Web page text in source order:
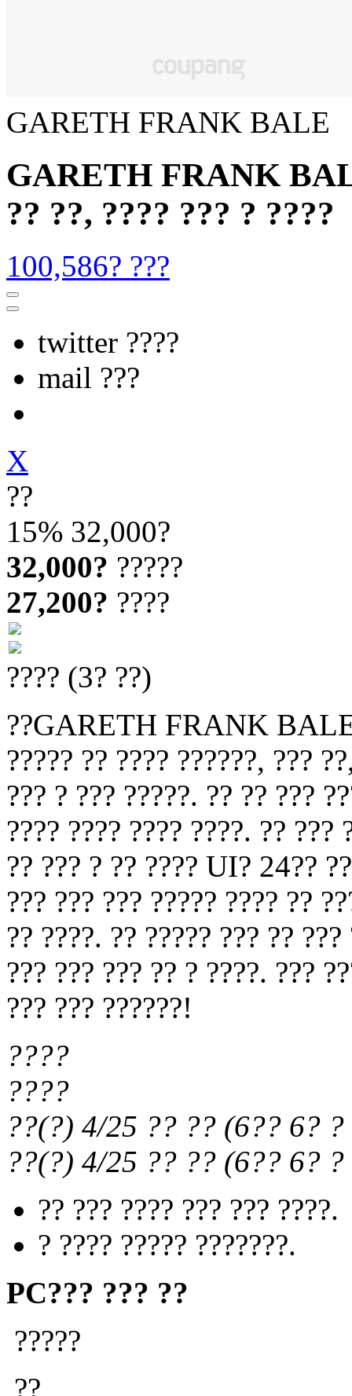
GARETH FRANK BALE
GARETH FRANK
?? ??, ???? ??? ? ????
100,586? ???
twitter ????
mail ???
X
??
15% 32,000?
32,000? ?????
27,200? ????
???? (3? ??)
??GARETH FRANK
????? ?? ???? ??????, ???
??? ? ??? ?????. ?? ?? ???
???? ???? ???? ????. ?? ???
?? ??? ? ?? ???? UI? 24??
??? ??? ??? ????? ???? ??
?? ????. ?? ????? ??? ??
??? ??? ??? ?? ? ????. ???
??? ??? ??????!
????
????
??(?) 4/25 ?? ?? (6?? 6?
??(?) 4/25 ?? ?? (6?? 6?
?? ??? ???? ??? ??? ????.
? ???? ????? ???????.
PC??? ??? ??
?????
??